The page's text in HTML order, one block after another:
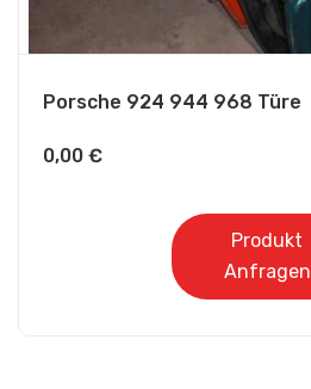
Porsche 924 944 968 Türe
0,00 €
Produkt
Anfragen